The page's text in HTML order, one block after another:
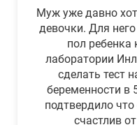
Муж уже давно
девочки. Для
пол
лаборатории
сделать тест
беременности в
подтвердило
счастлив